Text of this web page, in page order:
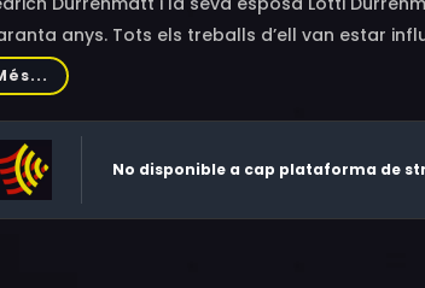
anys. Tots els treballs d’ell van estar
problemàtica i, després de la mort
qual es va alliberar gràcies a un nou gran
No disponible a cap plataforma de